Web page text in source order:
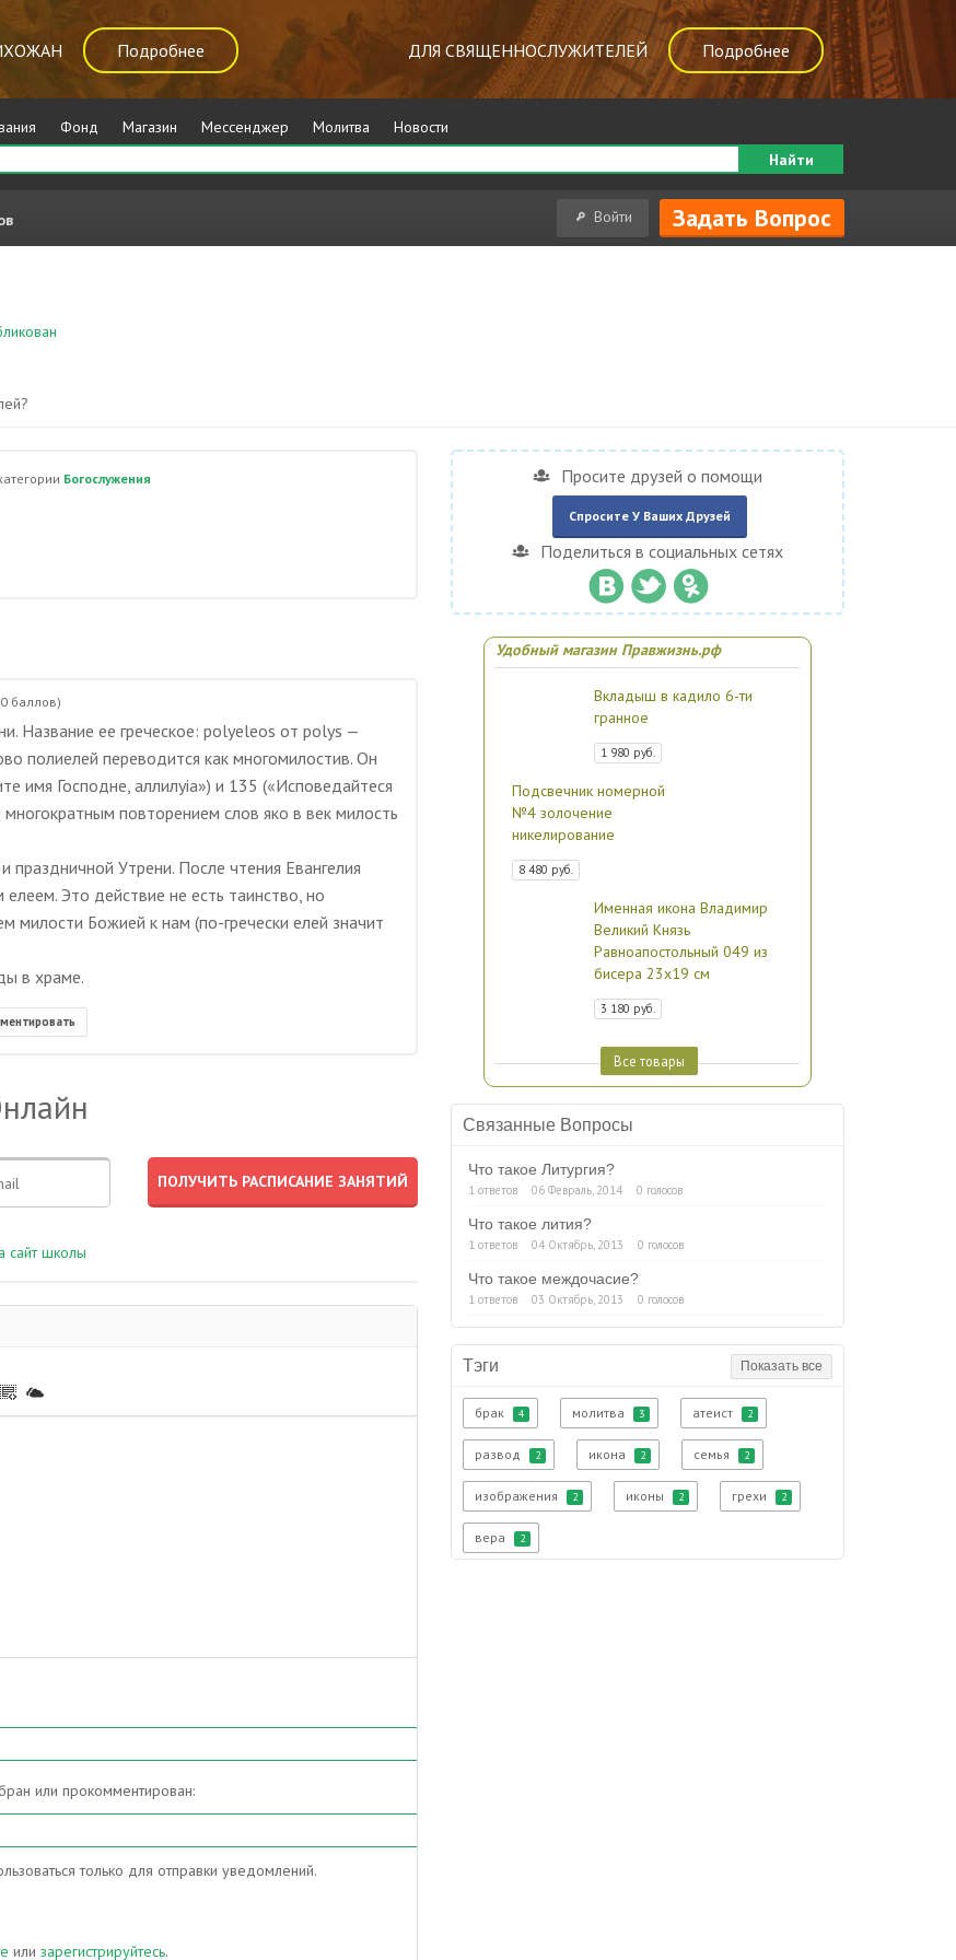
Подробнее ДЛЯ СВЯЩЕННОСЛУЖИТЕЛЕЙ Подробнее
Фонд Магазин Мессенджер Молитва
Новости
Найти
Войти Задать Вопрос
Богослужения
баллов)
Название ее греческое: polyeleos от polys —
полиелей переводится как многомилостив. Он
имя Господне, аллилуiа») и 135 («Исповедайтеся
повторением слов яко в век милость
праздничной Утрени. После чтения Евангелия
Это действие не есть таинство, но
Божией к нам (по-гречески елей значит
в храме.
сайт школы
или прокомментирован:
только для отправки уведомлений.
или зарегистрируйтесь.
Просите друзей о помощи
Спросите У Ваших Друзей
Поделиться в социальных сетях
Удобный магазин Правжизнь.рф
Вкладыш в кадило 6-ти
гранное
1 980 руб.
Подсвечник номерной
№4 золочение
никелирование
8 480 руб.
Именная икона Владимир
Великий Князь
Равноапостольный 049 из
бисера 23х19 см
3 180 руб.
Все товары
Связанные Вопросы
Что такое Литургия?
1 ответов 06 Февраль, 2014 0 голосов
Что такое лития?
1 ответов 04 Октябрь, 2013 0 голосов
Что такое междочасие?
1 ответов 03 Октябрь, 2013 0 голосов
Тэги Показать все
брак 4 молитва 3 атеист 2
развод 2 икона 2 семья 2
изображения 2 иконы 2 грехи 2
вера 2